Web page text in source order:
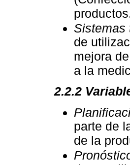
Sistemas
de
mejora
a la
2.2.2
parte de
de la